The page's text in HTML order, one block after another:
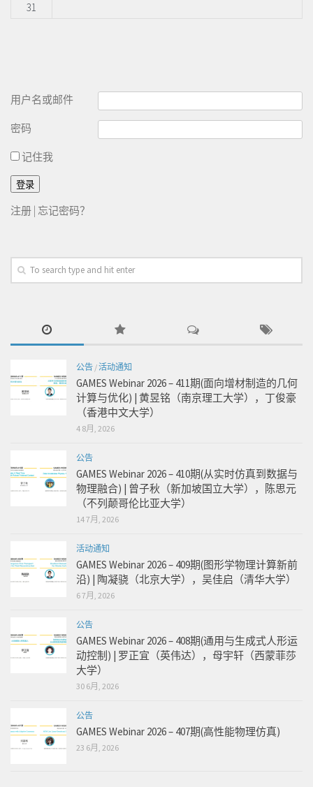
31
用户名或邮件
密码
记住我
注册 忘记密码？
公告 /活动通知
GAMES Webinar 2026 – 411期(面向增材制造的几何
计算与优化) | 黄昱铭（南京理工大学），丁俊豪
（香港中文大学）
4 8月, 2026
公告
GAMES Webinar 2026 – 410期(从实时仿真到数据与
物理融合) | 曾子秋（新加坡国立大学），陈思元
（不列颠哥伦比亚大学）
14 7月, 2026
活动通知
GAMES Webinar 2026 – 409期(图形学物理计算新前
沿) | 陶凝骁（北京大学），吴佳启（清华大学）
6 7月, 2026
公告
GAMES Webinar 2026 – 408期(通用与生成式人形运
动控制) | 罗正宜（英伟达），母宇轩（西蒙菲莎
大学）
30 6月, 2026
公告
GAMES Webinar 2026 – 407期(高性能物理仿真)
23 6月, 2026